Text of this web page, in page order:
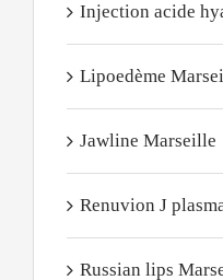
Injection acide
Lipoedème
Jawline Marseille
Renuvion J
Russian lips